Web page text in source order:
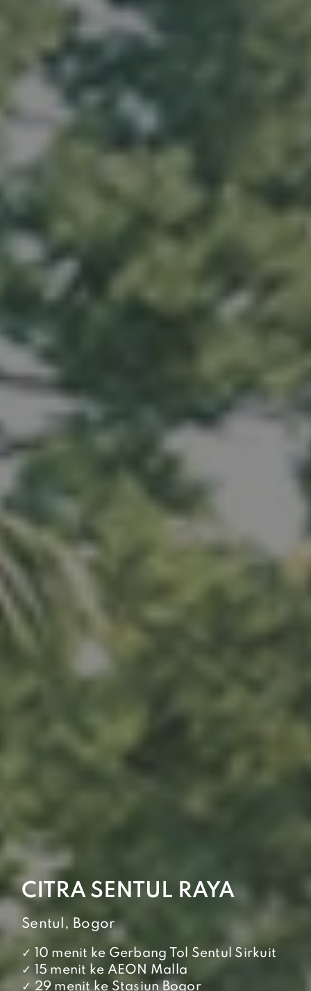
CITRA SENTUL RAYA
Sentul, Bogor
✓ 10 menit ke Gerbang Tol Sentul Sirkuit
✓ 15 menit ke AEON Malla
✓ 29 menit ke Stasiun Bogor